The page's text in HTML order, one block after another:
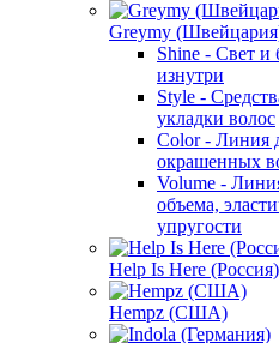
Greymy
Shine - Свет и
изнутри
Style -
укладки волос
Color - Линия
окрашенных
Volume -
объема,
упругости
Help Is Here (Россия)
Hempz (США)